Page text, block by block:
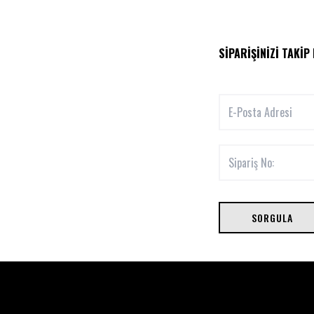
SIPARIŞINIZI TAKIP
SORGULA